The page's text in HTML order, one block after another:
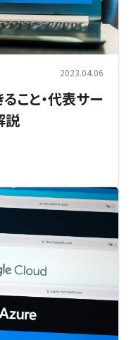
2023.04.06
こと・代表サー
説